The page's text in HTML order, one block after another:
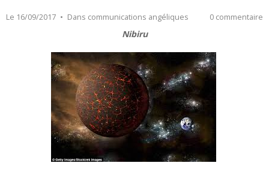
Le 16/09/2017 Dans communications angéliques 0 commentaire
Nibiru